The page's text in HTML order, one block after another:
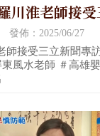
川淮老師接受
＃台南風水老
命名 ＃台南嬰
嬰兒命名
發佈：2025/06/27
師接受三立新聞專
風水老師 ＃高雄